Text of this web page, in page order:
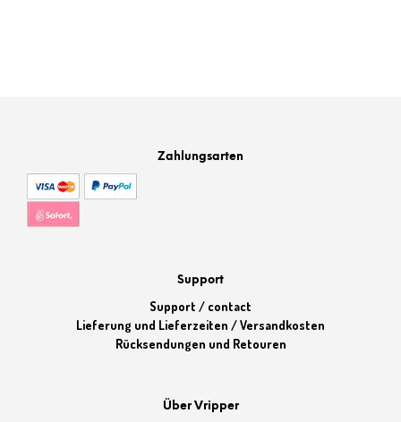
Zahlungsarten
Support
Support / contact
Lieferung und Lieferzeiten / Versandkosten
Rücksendungen und Retouren
Über Vripper